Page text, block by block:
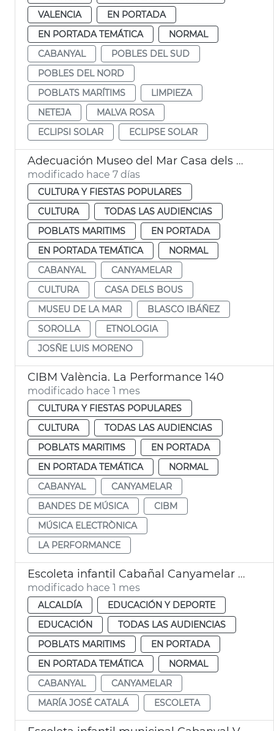
VALENCIA
EN PORTADA
EN PORTADA TEMÁTICA
NORMAL
CABANYAL
POBLES DEL SUD
POBLES DEL NORD
POBLATS MARÍTIMS
LIMPIEZA
NETEJA
MALVA ROSA
ECLIPSI SOLAR
ECLIPSE SOLAR
Adecuación Museo del Mar Casa dels Bous València
modificado hace 7 días
CULTURA Y FIESTAS POPULARES
CULTURA
TODAS LAS AUDIENCIAS
POBLATS MARITIMS
EN PORTADA
EN PORTADA TEMÁTICA
NORMAL
CABANYAL
CANYAMELAR
CULTURA
CASA DELS BOUS
MUSEU DE LA MAR
BLASCO IBÁÑEZ
SOROLLA
ETNOLOGIA
JOSÑE LUIS MORENO
CIBM València. La Performance 140
modificado hace 1 mes
CULTURA Y FIESTAS POPULARES
CULTURA
TODAS LAS AUDIENCIAS
POBLATS MARITIMS
EN PORTADA
EN PORTADA TEMÁTICA
NORMAL
CABANYAL
CANYAMELAR
BANDES DE MÚSICA
CIBM
MÚSICA ELECTRÒNICA
LA PERFORMANCE
Escoleta infantil Cabañal Canyamelar València abre en septiembre
modificado hace 1 mes
ALCALDÍA
EDUCACIÓN Y DEPORTE
EDUCACIÓN
TODAS LAS AUDIENCIAS
POBLATS MARITIMS
EN PORTADA
EN PORTADA TEMÁTICA
NORMAL
CABANYAL
CANYAMELAR
MARÍA JOSÉ CATALÁ
ESCOLETA